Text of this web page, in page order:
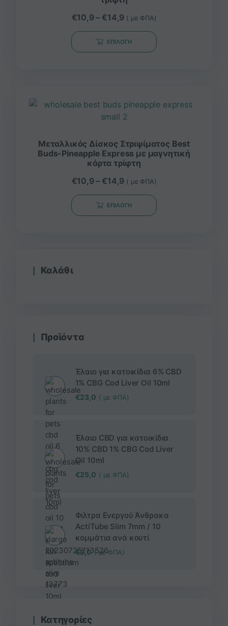
€10,9– €14,9 ( με ΦΠΑ)
ΕΠΙΛΟΓΉ
Μεταλλικός Δίσκος Στριψίματος Best
Buds-Pineapple Express με μαγνητική
κάρτα τρίφτη
€10,9– €14,9 ( με ΦΠΑ)
ΕΠΙΛΟΓΉ
Καλάθι
Προϊόντα
Έλαιο για κατοικίδια 6% CBD
1% CBG Cod Liver Oil 10ml
€23,0 ( με ΦΠΑ)
Έλαιο CBD για κατοικίδια
10% CBD 1% CBG Cod Liver
Oil 10ml
€25,0 ( με ΦΠΑ)
Φιλτρα Ενεργού Άνθρακα
ActiTube Slim 7mm / 10
κομμάτια ανά κουτί
€2,0 ( με ΦΠΑ)
Κατηγορίες